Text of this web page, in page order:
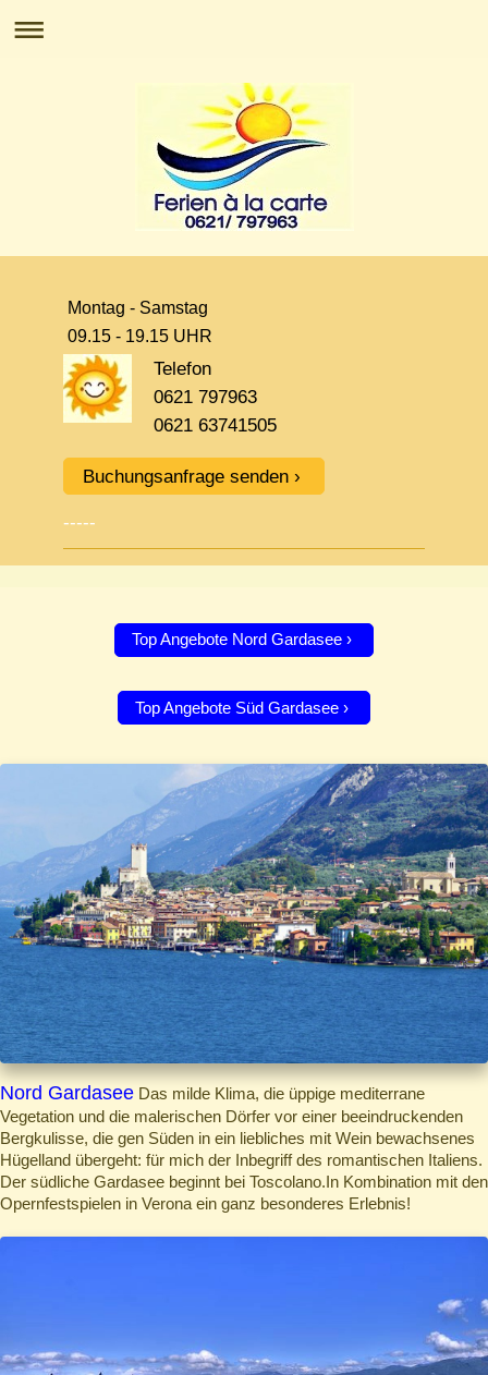
Montag - Samstag
09.15 - 19.15 UHR
Telefon
0621 797963
0621 63741505
Buchungsanfrage senden
-----
Top Angebote Nord Gardasee
Top Angebote Süd Gardasee
Nord Gardasee Das milde Klima, die üppige mediterrane
Vegetation und die malerischen Dörfer vor einer beeindruckenden
Bergkulisse, die gen Süden in ein liebliches mit Wein bewachsenes
Hügelland übergeht: für mich der Inbegriff des romantischen Italiens.
Der südliche Gardasee beginnt bei Toscolano.In Kombination mit den
Opernfestspielen in Verona ein ganz besonderes Erlebnis!